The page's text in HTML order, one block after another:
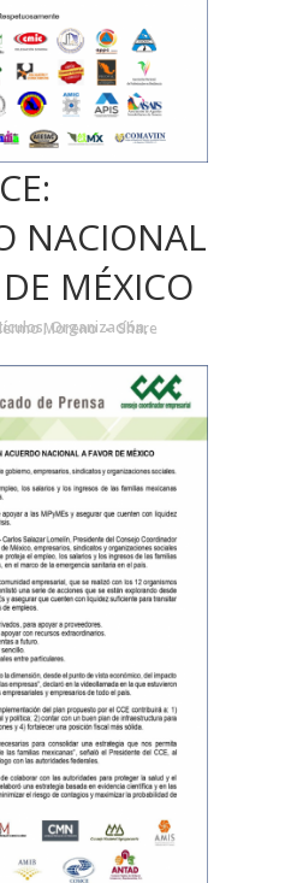
NACIONAL
MÉXICO
,Organizacíón,
Moreno Share